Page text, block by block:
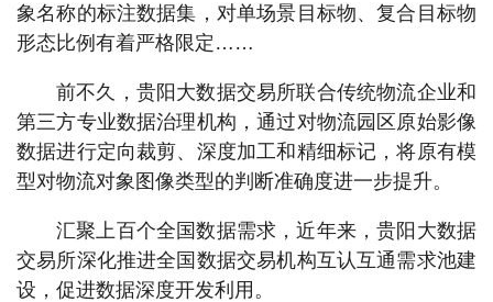
象名称的标注数据集，对单场景目标物、复合目标物
形态比例有着严格限定……
前不久，贵阳大数据交易所联合传统物流企业和
第三方专业数据治理机构，通过对物流园区原始影像
数据进行定向裁剪、深度加工和精细标记，将原有模
型对物流对象图像类型的判断准确度进一步提升。
汇聚上百个全国数据需求，近年来，贵阳大数据
交易所深化推进全国数据交易机构互认互通需求池建
设，促进数据深度开发利用。